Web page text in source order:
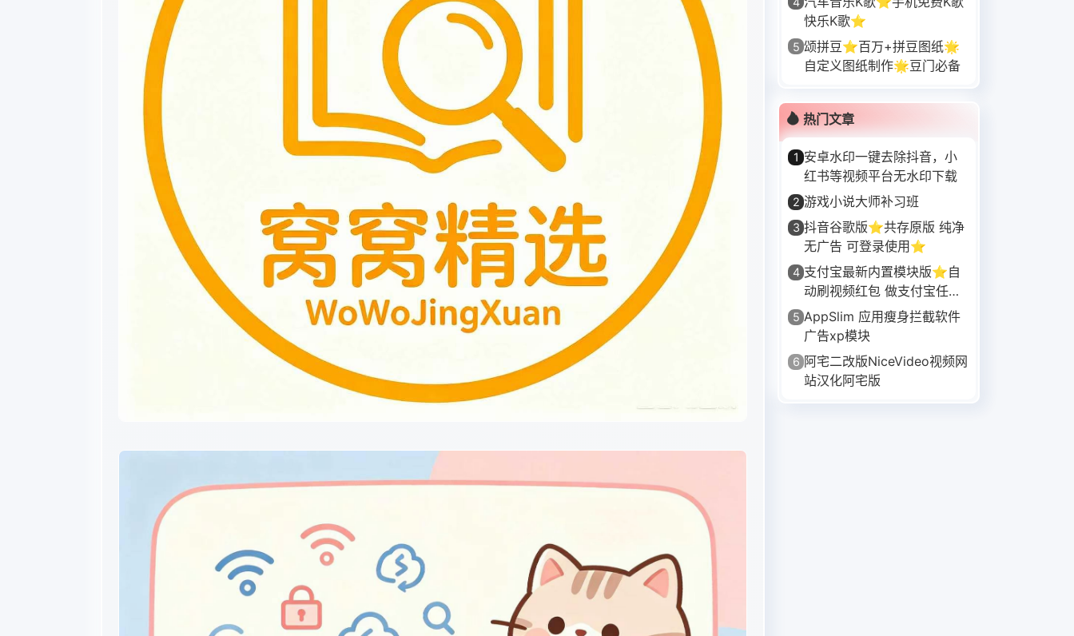
快乐K歌⭐
5 颂拼豆⭐百万+拼豆图纸🌟
自定义图纸制作🌟豆门必备
热门文章
1 安卓水印一键去除抖音，小
红书等视频平台无水印下载
2 游戏小说大师补习班
3 抖音谷歌版⭐共存原版 纯净
无广告 可登录使用⭐
4 支付宝最新内置模块版⭐自
动刷视频红包 做支付宝任务
等⭐
5 AppSlim 应用瘦身拦截软件
广告xp模块
6 阿宅二改版NiceVideo视频网
站汉化阿宅版